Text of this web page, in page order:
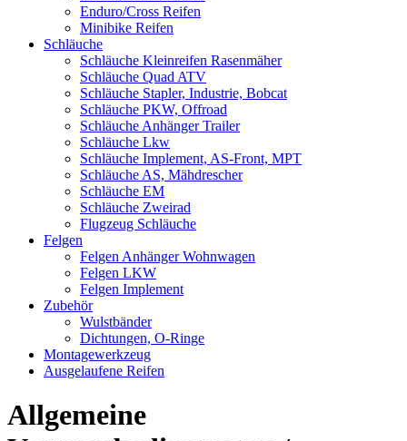
Enduro/Cross Reifen
Minibike Reifen
Schläuche
Schläuche Kleinreifen Rasenmäher
Schläuche Quad ATV
Schläuche Stapler, Industrie, Bobcat
Schläuche PKW, Offroad
Schläuche Anhänger Trailer
Schläuche Lkw
Schläuche Implement, AS-Front, MPT
Schläuche AS, Mähdrescher
Schläuche EM
Schläuche Zweirad
Flugzeug Schläuche
Felgen
Felgen Anhänger Wohnwagen
Felgen LKW
Felgen Implement
Zubehör
Wulstbänder
Dichtungen, O-Ringe
Montagewerkzeug
Ausgelaufene Reifen
Allgemeine